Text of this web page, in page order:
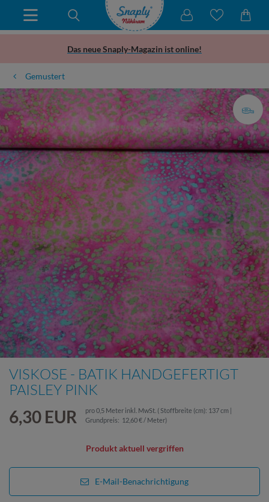
Das neue Snaply-Magazin ist online!
Gemustert
VISKOSE - BATIK HANDGEFERTIGT
PAISLEY PINK
6,30 EUR pro0,5 Meter inkl. MwSt. ( Stoffbreite (cm): 137 cm |
Grundpreis: 12,60 € / Meter)
Produkt aktuell vergriffen
E-Mail-Benachrichtigung